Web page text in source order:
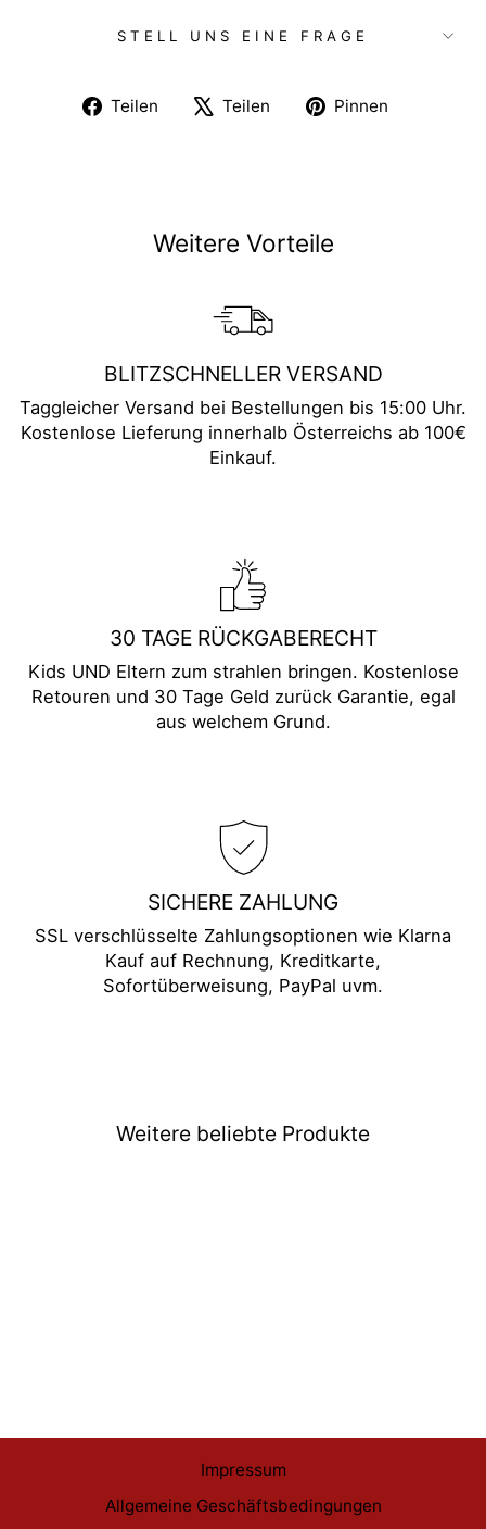
STELL UNS EINE FRAGE
Teilen
Auf
Teilen
Auf
Pinnen
Weitere Vorteile
BLITZSCHNELLER VERSAND
Taggleicher Versand bei Bestellungen bis 15:00 Uhr.
Kostenlose Lieferung innerhalb Österreichs ab 100€
Einkauf.
30 TAGE RÜCKGABERECHT
Kids UND Eltern zum strahlen bringen. Kostenlose
Retouren und 30 Tage Geld zurück Garantie, egal
aus welchem Grund.
SICHERE ZAHLUNG
SSL verschlüsselte Zahlungsoptionen wie Klarna
Kauf auf Rechnung, Kreditkarte,
Sofortüberweisung, PayPal uvm.
Weitere beliebte Produkte
Impressum
Allgemeine Geschäftsbedingungen